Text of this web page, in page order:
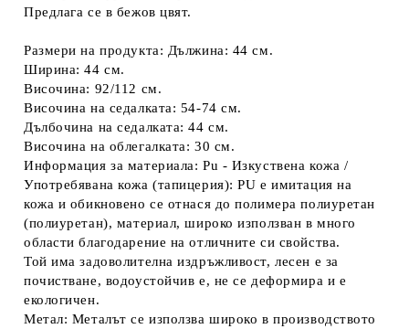
Предлага се в бежов цвят.
Размери на продукта: Дължина: 44 см.
Ширина: 44 см.
Височина: 92/112 см.
Височина на седалката: 54-74 см.
Дълбочина на седалката: 44 см.
Височина на облегалката: 30 см.
Информация за материала: Pu - Изкуствена кожа /
Употребявана кожа (тапицерия): PU е имитация на
кожа и обикновено се отнася до полимера полиуретан
(полиуретан), материал, широко използван в много
области благодарение на отличните си свойства.
Той има задоволителна издръжливост, лесен е за
почистване, водоустойчив е, не се деформира и е
екологичен.
Метал: Металът се използва широко в производството